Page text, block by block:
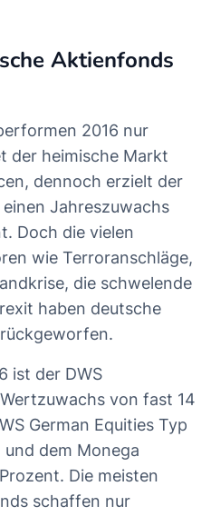
Aktienfonds
2016 nur
der heimische Markt
dennoch erzielt der
Jahreszuwachs
Doch die vielen
wie Terroranschläge,
die schwelende
haben deutsche
ist der DWS
von fast 14
German Equities Typ
dem Monega
Die meisten
schaffen nur